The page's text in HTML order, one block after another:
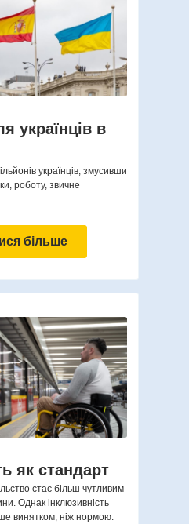
українців в
українців, змусивши
роботу, звичне
більше
як стандарт
стає більш чутливим
Однак інклюзивність
винятком, ніж нормою.